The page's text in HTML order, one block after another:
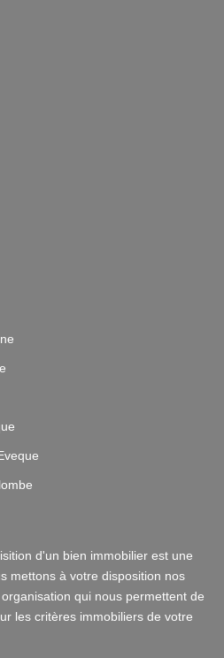
d'un bien immobilier est une
mettons à votre disposition nos
qui nous permettent de
les critères immobiliers de votre